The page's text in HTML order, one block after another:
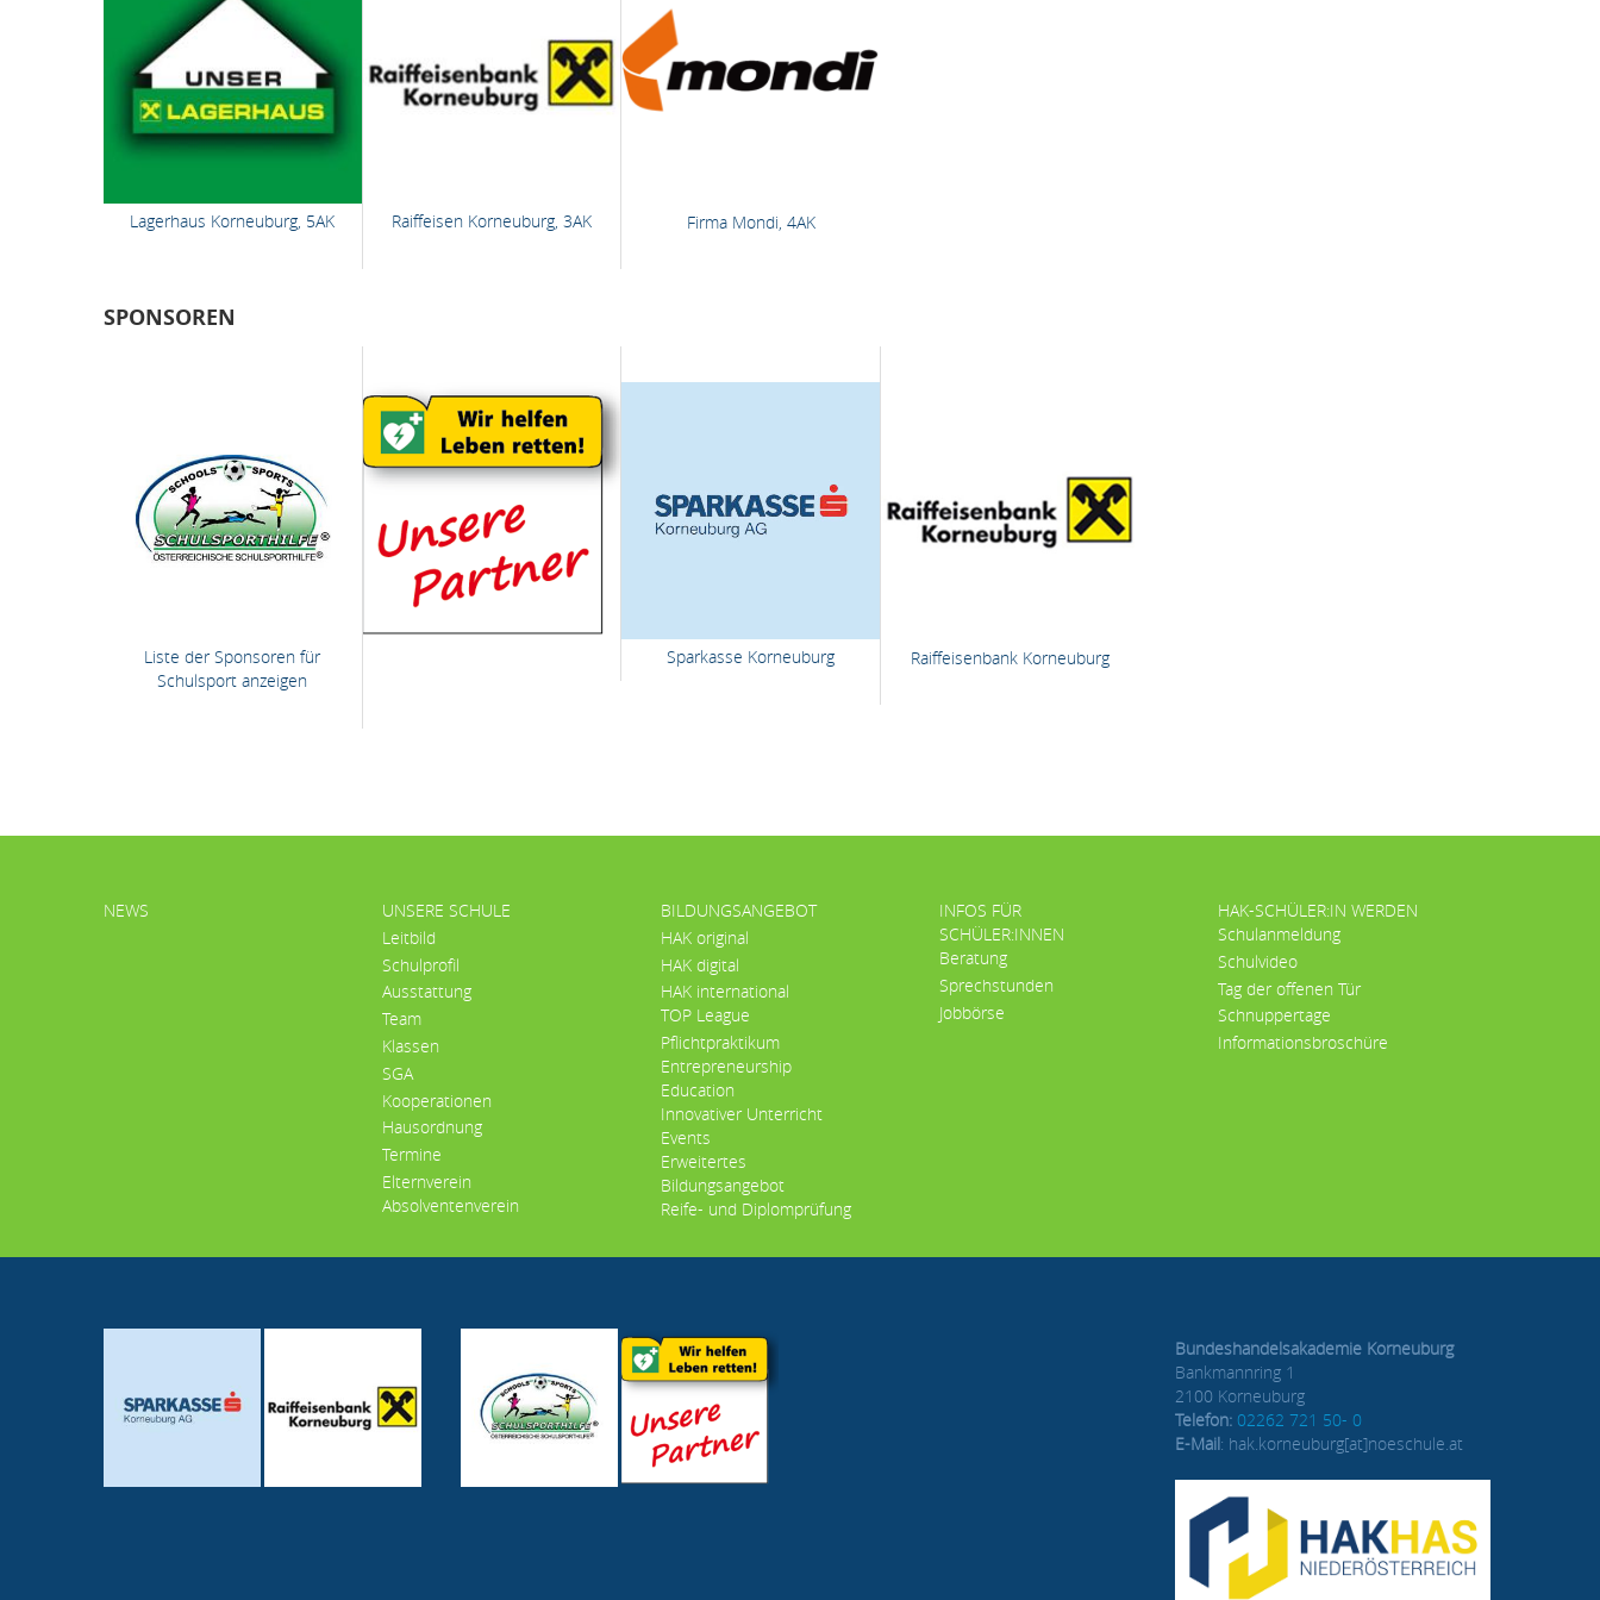
Lagerhaus Korneuburg, 5AK Raiffeisen Korneuburg, 3AK Firma Mondi, 4AK
SPONSOREN
Liste der Sponsoren für
Schulsport anzeigen
Sparkasse Korneuburg Raiffeisenbank Korneuburg
HAUPTMENÜ
NEWS
UNSERE SCHULE
Leitbild
Schulprofil
Ausstattung
Team
Klassen
SGA
Kooperationen
Hausordnung
Termine
Elternverein
Absolventenverein
BILDUNGSANGEBOT
HAK original
HAK digital
HAK international
TOP League
Pflichtpraktikum
Entrepreneurship
Education
Innovativer Unterricht
Events
Erweitertes
Bildungsangebot
Reife- und Diplomprüfung
INFOS FÜR
SCHÜLER:INNEN
Beratung
Sprechstunden
Jobbörse
HAK-SCHÜLER:IN WERDEN
Schulanmeldung
Schulvideo
Tag der offenen Tür
Schnuppertage
Informationsbroschüre
Bundeshandelsakademie Korneuburg
Bankmannring 1
2100 Korneuburg
Telefon: 02262 721 50- 0
E-Mail: hak.korneuburg[at]noeschule.at